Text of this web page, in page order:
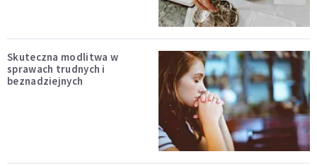
Skuteczna modlitwa w
sprawach trudnych i
beznadziejnych